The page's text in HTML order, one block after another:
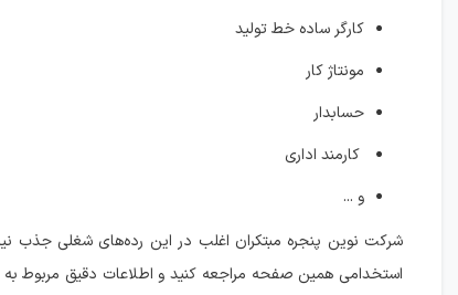
کارگر ساده خط تولید
مونتاژ کار
حسابدار
کارمند اداری
و ...
شركت نوين پنجره مبتكران اغلب در این رده‌های شغلی جذب
استخدامی همین صفحه مراجعه کنید و اطلاعات دقیق مربوط